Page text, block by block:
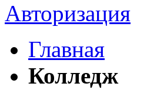
Авторизация
Главная
Колледж